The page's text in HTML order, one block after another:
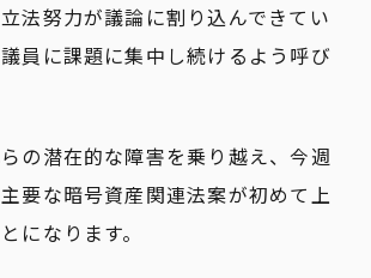
法努力が議論に割り込んできてい
員に課題に集中し続けるよう呼び
の潜在的な障害を乗り越え、今週
要な暗号資産関連法案が初めて上
になります。